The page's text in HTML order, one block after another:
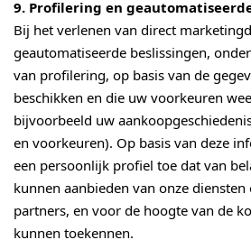
9. Profilering en
Bij het verlenen van direct
geautomatiseerde beslissingen,
van profilering, op basis van de
beschikken en die uw voorkeuren
bijvoorbeeld uw
en voorkeuren). Op basis van deze
een persoonlijk profiel toe dat van
kunnen aanbieden van onze diensten
partners, en voor de hoogte van de
kunnen toekennen.